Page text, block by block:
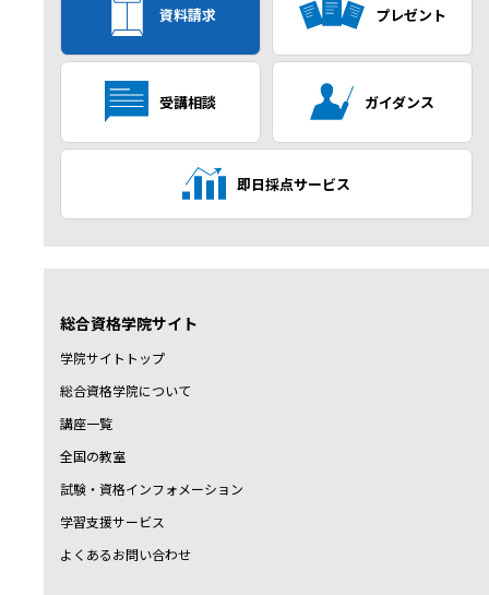
資料請求 プレゼント
受講相談 ガイダンス
即日採点サービス
総合資格学院サイト
学院サイトトップ
総合資格学院について
講座一覧
全国の教室
試験・資格インフォメーション
学習支援サービス
よくあるお問い合わせ